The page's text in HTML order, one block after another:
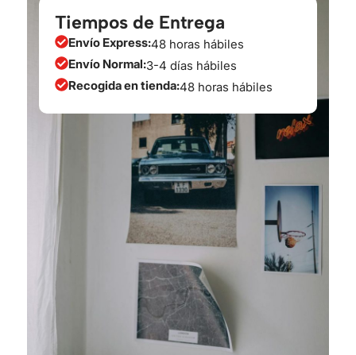
Tiempos de Entrega
Envío Express:48 horas hábiles
Envío Normal:3-4 días hábiles
Recogida en tienda:48 horas hábiles